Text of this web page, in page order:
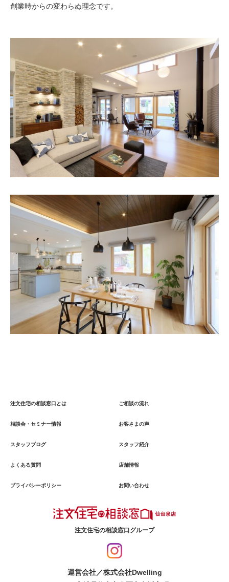
創業時からの変わらぬ理念です。
注文住宅の相談窓口とは ご相談の流れ
相談会・セミナー情報 お客さまの声
スタッフブログ スタッフ紹介
よくある質問 店舗情報
プライバシーポリシー お問い合わせ
注文住宅の相談窓口グループ
運営会社／株式会社Dwelling